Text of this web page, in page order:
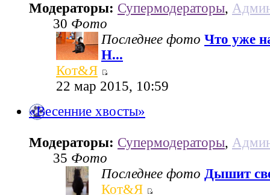
Модераторы: Супермодераторы,
30 Фото
Последнее фото Что уже
Н...
Кот&Я
22 мар 2015, 10:59
«Весенние хвосты»
Модераторы: Супермодераторы,
35 Фото
Последнее фото Дышит
Кот&Я